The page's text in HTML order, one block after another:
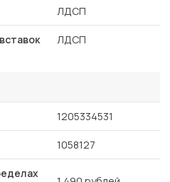
ЛДСП
ЛДСП
1205334531
1058127